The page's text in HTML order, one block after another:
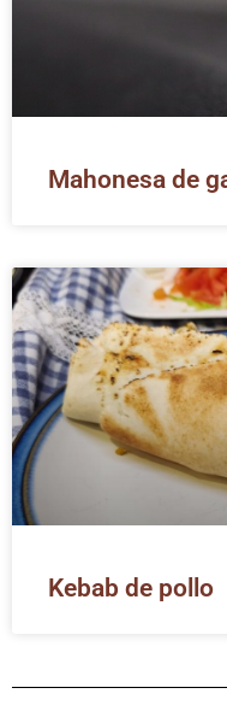
Mahonesa de
Kebab de pollo